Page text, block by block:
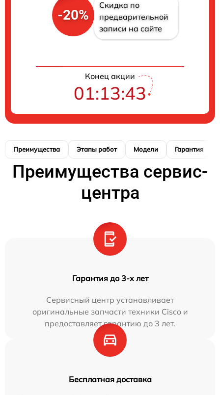
-20%
Скидка по
предварительной
записи на сайте
Конец акции
01:13:42
Преимущества Этапы работ Модели Гарантия
Преимущества сервис-
центра
Гарантия до 3-х лет
Сервисный центр устанавливает
оригинальные запчасти техники Cisco и
предоставляет гарантию до 3 лет.
Бесплатная доставка